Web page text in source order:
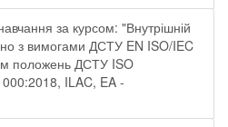
за курсом: "Внутрішній
з вимогами ДСТУ EN ISO/IEC
положень ДСТУ ISO
ILAC, EA -